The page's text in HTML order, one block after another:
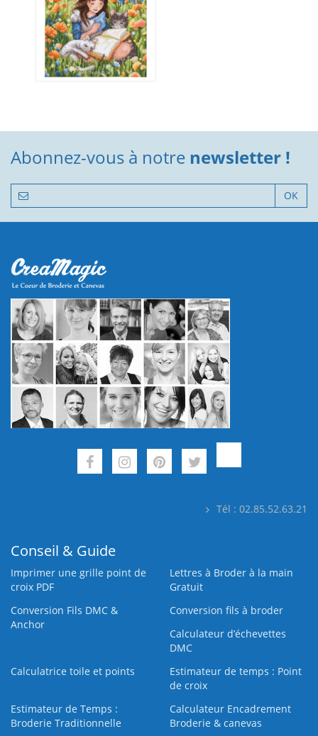
Abonnez-vous à notre newsletter !
OK
Tél : 02.85.52.63.21
Conseil & Guide
Imprimer une grille point de
croix PDF
Lettres à Broder à la main
Gratuit
Conversion Fils DMC &
Anchor
Conversion fils à broder
Calculateur d’échevettes
DMC
Calculatrice toile et points
Estimateur de temps : Point
de croix
Estimateur de Temps :
Broderie Traditionnelle
Calculateur Encadrement
Broderie & canevas